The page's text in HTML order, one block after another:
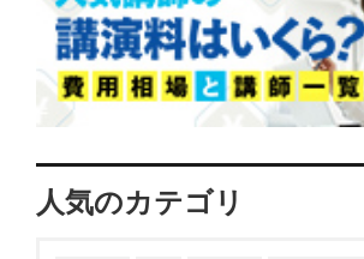
人気のカテゴリ